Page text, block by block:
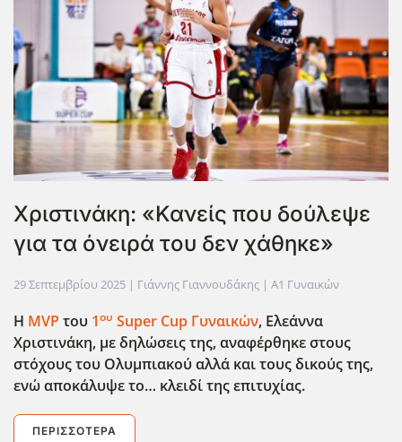
Χριστινάκη: «Κανείς που δούλεψε
για τα όνειρά του δεν χάθηκε»
29 Σεπτεμβρίου 2025 | Γιάννης Γιαννουδάκης | Α1 Γυναικών
Η MVP του 1ου Super Cup Γυναικών, Ελεάννα
Χριστινάκη, με δηλώσεις της, αναφέρθηκε στους
στόχους του Ολυμπιακού αλλά και τους δικούς της,
ενώ αποκάλυψε το… κλειδί της επιτυχίας.
ΠΕΡΙΣΣΌΤΕΡΑ